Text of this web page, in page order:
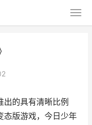
的具有清晰比例
态版游戏，今日少年